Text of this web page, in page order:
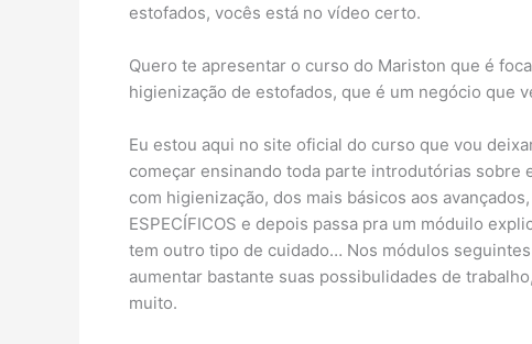
estofados, vocês está no vídeo certo.
Quero te apresentar o curso do Mariston que é
higienização de estofados, que é um negócio que
Eu estou aqui no site oficial do curso que vou
começar ensinando toda parte introdutórias sobre
com higienização, dos mais básicos aos avançados,
ESPECÍFICOS e depois passa pra um móduilo
tem outro tipo de cuidado… Nos módulos
aumentar bastante suas possibulidades de
muito.